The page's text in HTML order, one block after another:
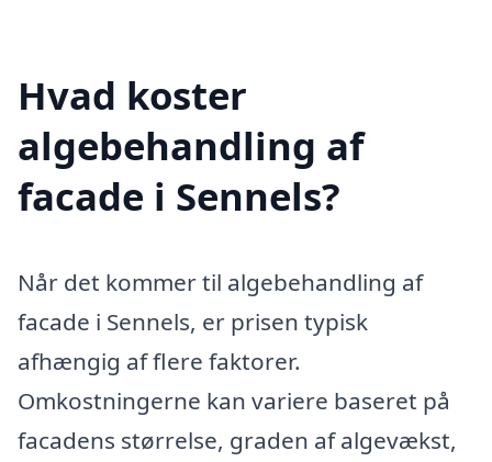
Hvad koster
algebehandling af
facade i Sennels?
Når det kommer til algebehandling af
facade i Sennels, er prisen typisk
afhængig af flere faktorer.
Omkostningerne kan variere baseret på
facadens størrelse, graden af algevækst,